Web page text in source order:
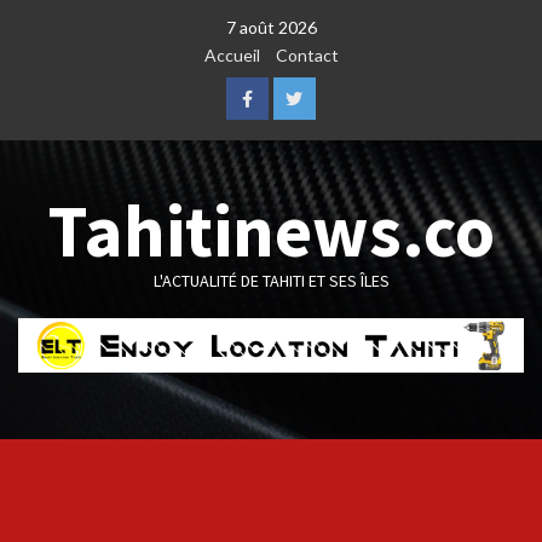
7 août 2026
Accueil
Contact
FacebookTwitter
Tahitinews.co
L'ACTUALITÉ DE TAHITI ET SES ÎLES